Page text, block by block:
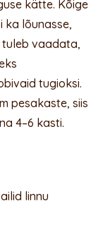
kätte. Kõige
ka lõunasse,
vaadata,
tugioksi.
pesakaste, siis
4–6 kasti.
linnu